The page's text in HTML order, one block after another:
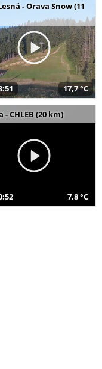
- Orava Snow (11
17,7 °C
- CHLEB (20 km)
7,8 °C